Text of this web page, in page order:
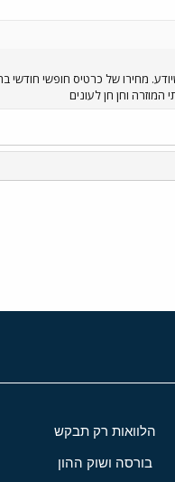
הלוואות רק תבקש
בורסה ושוק ההון